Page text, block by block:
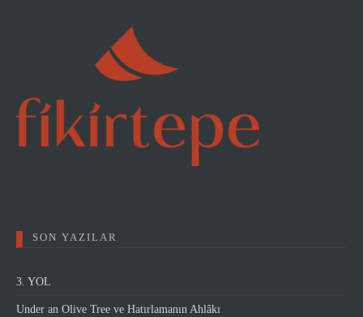
SON YAZILAR
3. YOL
Under an Olive Tree ve Hatırlamanın Ahlâkı